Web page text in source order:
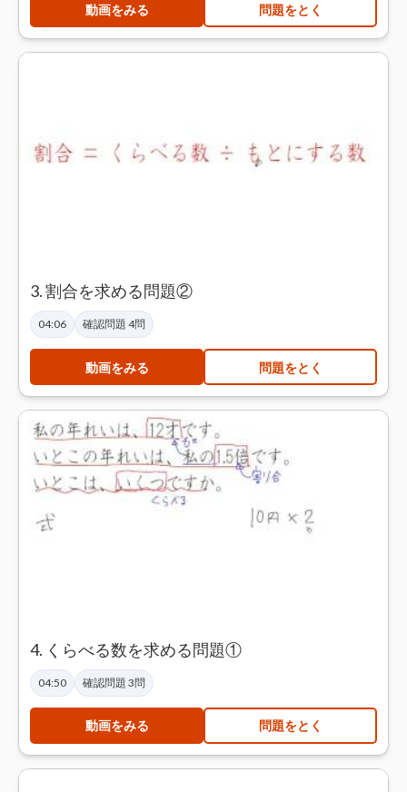
動画をみる 問題をとく
3. 割合を求める問題②
04:06 確認問題 4問
動画をみる 問題をとく
4. くらべる数を求める問題①
04:50 確認問題 3問
動画をみる 問題をとく